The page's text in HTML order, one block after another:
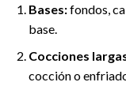
Bases:fondos,
base.
Cocciones
cocción o